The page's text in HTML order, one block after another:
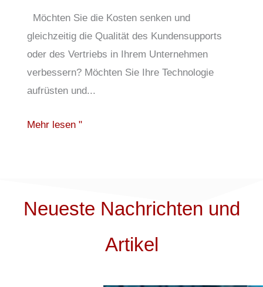
Möchten Sie die Kosten senken und
gleichzeitig die Qualität des Kundensupports
oder des Vertriebs in Ihrem Unternehmen
verbessern? Möchten Sie Ihre Technologie
aufrüsten und...
Mehr lesen "
Neueste Nachrichten und
Artikel